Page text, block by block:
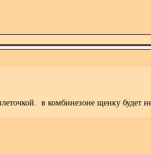
в комбинезоне щенку будет